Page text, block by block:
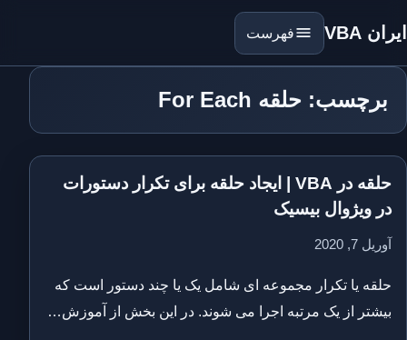
ایران VBA فهرست
برچسب: حلقه For Each
حلقه در VBA | ایجاد حلقه برای تکرار دستورات
در ویژوال بیسیک
آوریل 7, 2020
حلقه یا تکرار مجموعه ای شامل یک یا چند دستور است که
بیشتر از یک مرتبه اجرا می شوند. در این بخش از آموزش…